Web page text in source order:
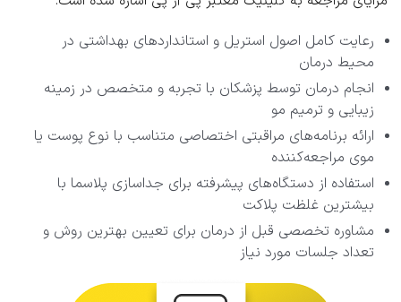
رعایت کامل اصول استریل و استانداردهای بهداشتی در
محیط درمان
انجام درمان توسط پزشکان با تجربه و متخصص در زمینه
زیبایی و ترمیم مو
ارائه برنامه‌های مراقبتی اختصاصی متناسب با نوع پوست یا
موی مراجعه‌کننده
استفاده از دستگاه‌های پیشرفته برای جداسازی پلاسما با
بیشترین غلظت پلاکت
مشاوره تخصصی قبل از درمان برای تعیین بهترین روش و
تعداد جلسات مورد نیاز